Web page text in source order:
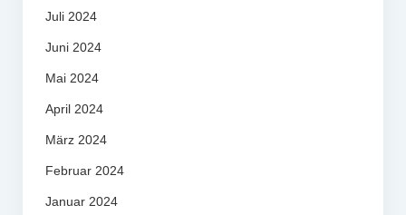
Juli 2024
Juni 2024
Mai 2024
April 2024
März 2024
Februar 2024
Januar 2024